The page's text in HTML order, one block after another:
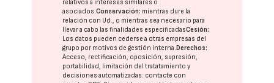
relativos a intereses similares o
asociados.Conservación: mientras dure la
relación con Ud., o mientras sea necesario para
llevar a cabo las finalidades especificadasCesión:
Los datos pueden cederse a otras empresas del
grupo por motivos de gestión interna. Derechos:
Acceso, rectificación, oposición, supresión,
portabilidad, limitación del tratatamiento y
decisiones automatizadas: contacte con